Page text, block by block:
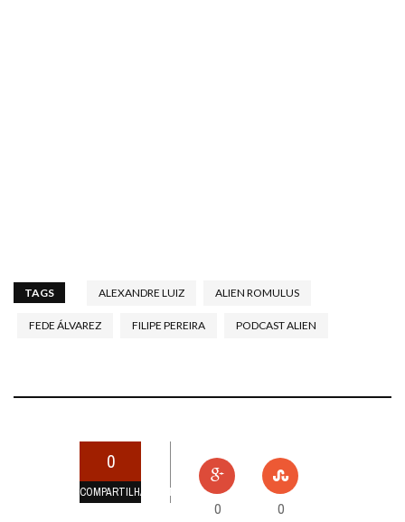
TAGS ALEXANDRE LUIZ ALIEN ROMULUS
FEDE ÁLVAREZ FILIPE PEREIRA PODCAST ALIEN
0
COMPARTILHAMENTOS
0 0